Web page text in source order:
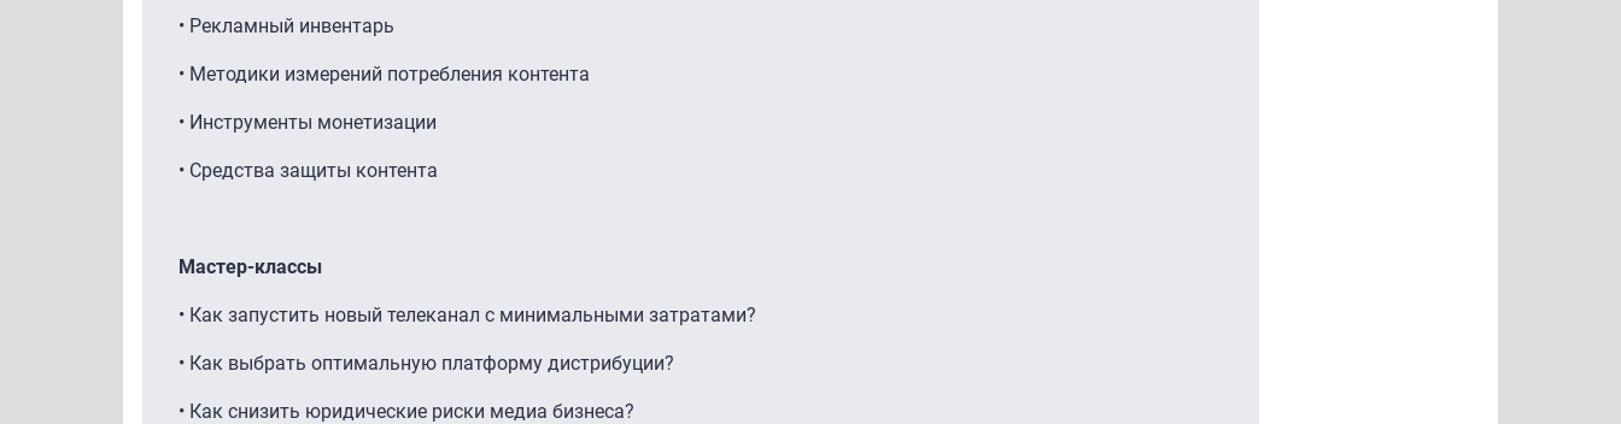
• Рекламный инвентарь
• Методики измерений потребления контента
• Инструменты монетизации
• Средства защиты контента
Мастер-классы
• Как запустить новый телеканал с минимальными затратами?
• Как выбрать оптимальную платформу дистрибуции?
• Как снизить юридические риски медиа бизнеса?